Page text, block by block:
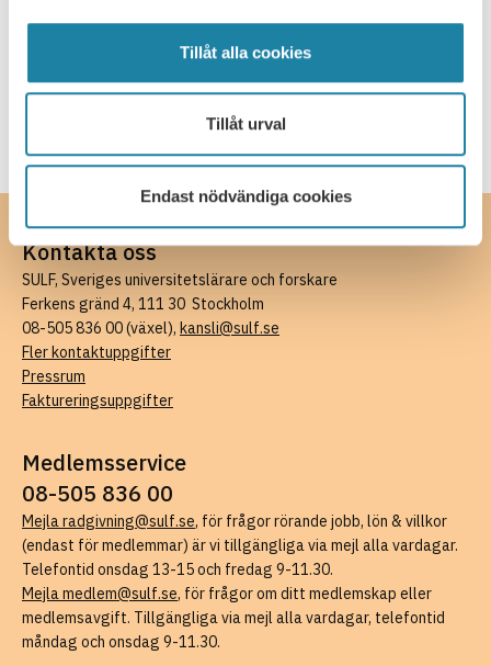
Tillåt alla cookies
Tillåt urval
Endast nödvändiga cookies
SULF i medierna
Webbsändning
Kontakta oss
SULF, Sveriges universitetslärare och forskare
Ferkens gränd 4, 111 30 Stockholm
08-505 836 00 (växel), kansli@sulf.se
Fler kontaktuppgifter
Pressrum
Faktureringsuppgifter
Medlemsservice
08-505 836 00
Mejla radgivning@sulf.se, för frågor rörande jobb, lön & villkor
(endast för medlemmar) är vi tillgängliga via mejl alla vardagar.
Telefontid onsdag 13-15 och fredag 9-11.30.
Mejla medlem@sulf.se, för frågor om ditt medlemskap eller
medlemsavgift. Tillgängliga via mejl alla vardagar, telefontid
måndag och onsdag 9-11.30.